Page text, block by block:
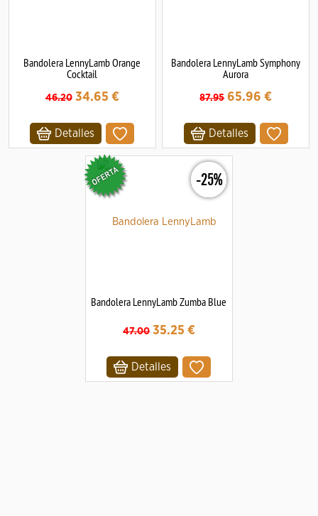
Bandolera LennyLamb Orange
Cocktail
46.20 34.65 €
Detalles
Bandolera LennyLamb Symphony
Aurora
87.95 65.96 €
Detalles
-25%
Bandolera LennyLamb Zumba Blue
47.00 35.25 €
Detalles